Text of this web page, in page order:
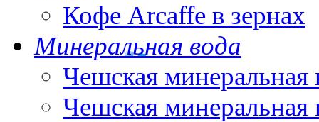
Кофе Arcaffe в зернах
Минеральная вода
Чешская минеральная
Чешская минеральная